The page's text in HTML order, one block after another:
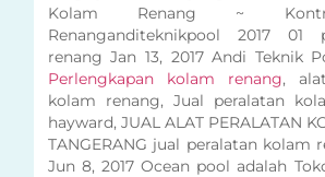
Kolam Renang ~
Renanganditeknikpool 2017 01
renang Jan 13, 2017 Andi Teknik
Perlengkapan kolam renang,
kolam renang, Jual peralatan
hayward, JUAL ALAT PERALATAN
TANGERANG jual peralatan kolam
Jun 8, 2017 Ocean pool adalah